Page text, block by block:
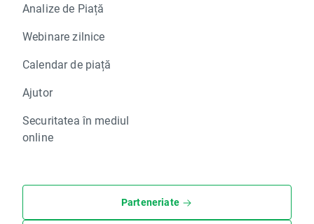
Analize de Piață
Webinare zilnice
Calendar de piață
Ajutor
Securitatea în mediul
online
Parteneriate